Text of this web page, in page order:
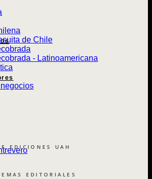
EDICIONES UAH
EDITORIALES
de Chile
- Latinoamericana